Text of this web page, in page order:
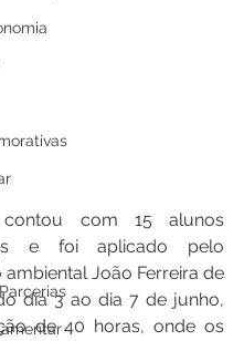
com 15 alunos
e foi aplicado pelo
ambiental João Ferreira de
dia 3 ao dia 7 de junho,
de 40 horas, onde os